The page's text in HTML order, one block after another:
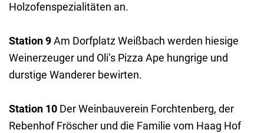
Holzofenspezialitäten an.
Station 9Am Dorfplatz Weißbach werden hiesige
Weinerzeuger und Oli‘s Pizza Ape hungrige und
durstige Wanderer bewirten.
Station 10 Der Weinbauverein Forchtenberg, der
Rebenhof Fröscher und die Familie vom Haag Hof